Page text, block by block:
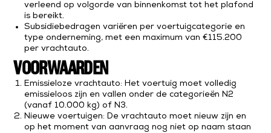
verleend op volgorde van binnenkomst tot het plafond
is bereikt.
Subsidiebedragen variëren per voertuigcategorie en
type onderneming, met een maximum van €115.200
per vrachtauto.
VOORWAARDEN
Emissieloze vrachtauto: Het voertuig moet volledig
emissieloos zijn en vallen onder de categorieën N2
(vanaf 10.000 kg) of N3.
Nieuwe voertuigen: De vrachtauto moet nieuw zijn en
op het moment van aanvraag nog niet op naam staan